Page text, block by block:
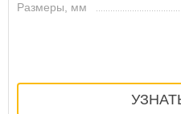
Размеры, мм